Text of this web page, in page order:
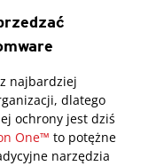
najbardziej
dlatego
ochrony jest dziś
One™ to potężne
narzędzia